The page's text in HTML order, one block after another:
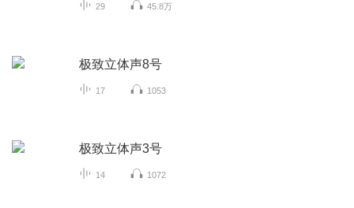
29 45.8万
极致立体声8号
17 1053
极致立体声3号
14 1072